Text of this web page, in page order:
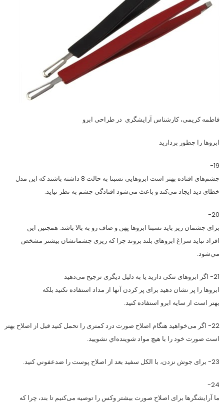
فاطمه کریمی، کارشناس آرایشگری در طراحی ابرو
ابروها را چطور بردارید
19-
چشم‌هاي افتاده بهتر است ابروهايي نسبتا به حالت 8 داشته باشند كه اين مدل
خطای ديد ایجاد می‌کند و باعث مي‌شود افتادگي چشم به نظر نيايد.
20-
برای چشمان ريز بايد نسبتا ابروها پهن و صاف رو به بالا باشد. همچنين این
افراد نباید سراغ ابروهاي بلند بروند چرا که ریزی چشمانشان بیشتر مشخص
مي‌شود.
21- اگر ابروهای تنکی دارید یا به دلیل دیگری ترجیح می‌دهید
ابروها را پر نشان دهید برای پر کردن آنها از مداد استفاده نکنید بلکه
بهتر است از سايه ابرو استفاده كنيد.
22- اگر می‌خواهید هنگام اصلاح صورت درد کمتری را تحمل کنید قبل از اصلاح بهتر
است صورت خود را با هيچ مواد شوينده‌اي نشوييد.
23- برای جوش نزدن، با الكل سفيد بعد از اصلاح پوست را ضدعفوني کنید.
24-
ما آرایشگرها برای اصلاح صورت بیشتر وکس را توصیه می‌کنیم تا بند، چرا که